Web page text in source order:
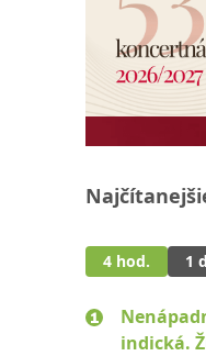
4 hod. 1
indická.